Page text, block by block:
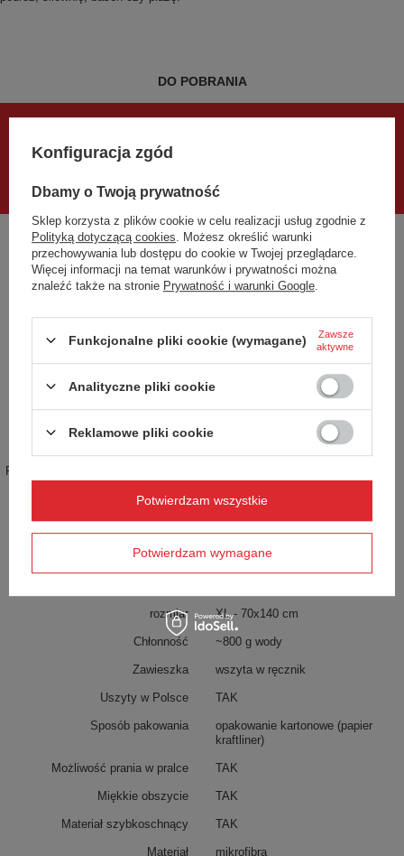
DO POBRANIA
User manual
Instrukcja-ręcznik-Dr.Bacty
METODY ZNAKOWANIA PRODUKTU:
Marka Dr.Bacty
produkt na terenie UE
Więcej
Gwarancja 24 miesiące gwarancji
Produkt wprowadzony do obrotu na
rozmiar XL - 70x140 cm
Chłonność ~800 g wody
Zawieszka wszyta w ręcznik
Uszyty w Polsce TAK
Sposób pakowania
opakowanie kartonowe (papier
kraftliner)
Możliwość prania w pralce TAK
Miękkie obszycie TAK
Materiał szybkoschnący TAK
Materiał mikrofibra
Konfiguracja zgód
Dbamy o Twoją prywatność
Sklep korzysta z plików cookie w celu realizacji usług zgodnie z
Polityką dotyczącą cookies . Możesz określić warunki
przechowywania lub dostępu do cookie w Twojej przeglądarce.
Więcej informacji na temat warunków i prywatności można
znaleźć także na stronie Prywatność i warunki Google
Funkcjonalne pliki cookie (wymagane)
Zawsze
aktywne
Analityczne pliki cookie
Reklamowe pliki cookie
Potwierdzam wymagane
Potwierdzam wszystkie